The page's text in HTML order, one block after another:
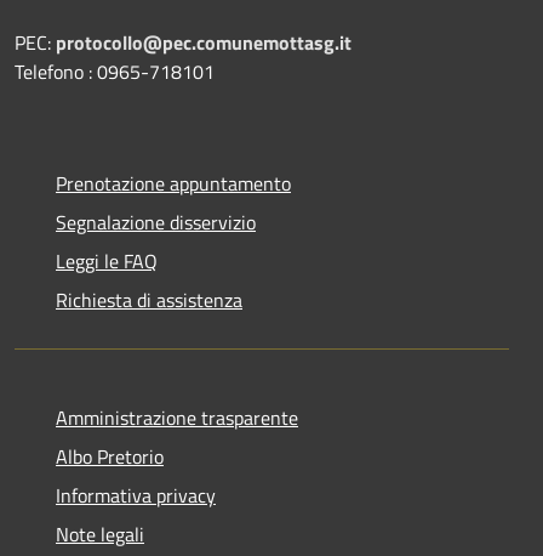
PEC: protocollo@pec.comunemottasg.it
Telefono : 0965-718101
Prenotazione appuntamento
Segnalazione disservizio
Leggi le FAQ
Richiesta di assistenza
Amministrazione trasparente
Albo Pretorio
Informativa privacy
Note legali